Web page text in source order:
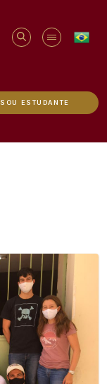
SOU ESTUDANTE